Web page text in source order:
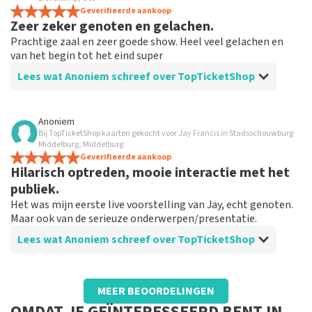
Ze zouden beter ook de plaatsen kunnen laten kiezen
door de mensen
Geverifieerde aankoop
Zeer zeker genoten en gelachen.
Prachtige zaal en zeer goede show. Heel veel gelachen en
van het begin tot het eind super
Lees wat Anoniem schreef over TopTicketShop
Beoordeling van Anoniem over
Goed en makkelijk geregeld.
Betrouwbaar en super eenvoudig om je tickets te
bestellen en betalen. Vervolgstappen ook goed
geregeld.
Anoniem
Bij TopTicketShop kaarten gekocht voor Jay Francis in Stadsschouwburg
Middelburg, Middelburg
Geverifieerde aankoop
Hilarisch optreden, mooie interactie met het
publiek.
Het was mijn eerste live voorstelling van Jay, echt genoten.
Maar ook van de serieuze onderwerpen/presentatie.
Lees wat Anoniem schreef over TopTicketShop
Beoordeling van Anoniem overTopTicketShop
Goede service
MEER BEOORDELINGEN